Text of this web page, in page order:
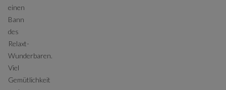
einen
Bann
des
Relaxt-
Wunderbaren.
Viel
Gemütlichkeit